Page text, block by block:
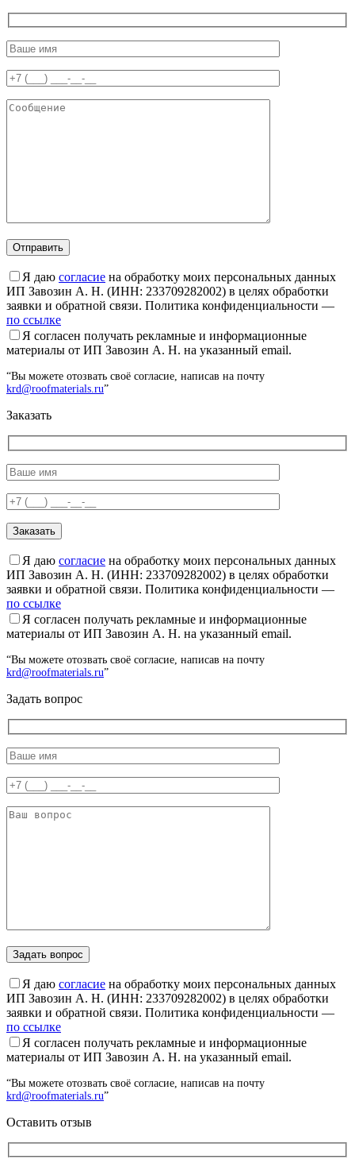
Я даю согласие на обработку моих персональных данных
ИП Завозин А. Н. (ИНН: 233709282002) в целях обработки
заявки и обратной связи. Политика конфиденциальности —
по ссылке
Я согласен получать рекламные и информационные
материалы от ИП Завозин А. Н. на указанный email.
“Вы можете отозвать своё согласие, написав на почту
krd@roofmaterials.ru”
Заказать
Я даю согласие на обработку моих персональных данных
ИП Завозин А. Н. (ИНН: 233709282002) в целях обработки
заявки и обратной связи. Политика конфиденциальности —
по ссылке
Я согласен получать рекламные и информационные
материалы от ИП Завозин А. Н. на указанный email.
“Вы можете отозвать своё согласие, написав на почту
krd@roofmaterials.ru”
Задать вопрос
Я даю согласие на обработку моих персональных данных
ИП Завозин А. Н. (ИНН: 233709282002) в целях обработки
заявки и обратной связи. Политика конфиденциальности —
по ссылке
Я согласен получать рекламные и информационные
материалы от ИП Завозин А. Н. на указанный email.
“Вы можете отозвать своё согласие, написав на почту
krd@roofmaterials.ru”
Оставить отзыв